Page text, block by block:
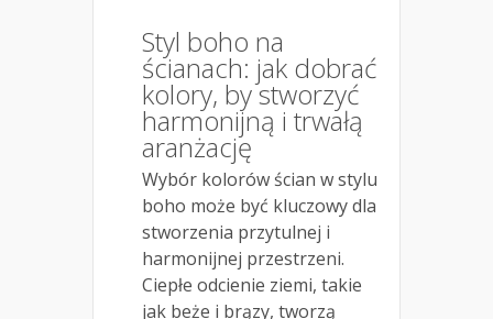
Styl boho na
ścianach: jak dobrać
kolory, by stworzyć
harmonijną i trwałą
aranżację
Wybór kolorów ścian w stylu
boho może być kluczowy dla
stworzenia przytulnej i
harmonijnej przestrzeni.
Ciepłe odcienie ziemi, takie
jak beże i brązy, tworzą